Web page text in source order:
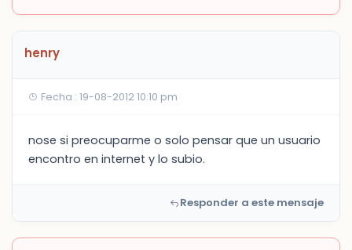
henry
Fecha : 19-08-2012 10:10 pm
nose si preocuparme o solo pensar que un usuario
encontro en internet y lo subio.
Responder a este mensaje